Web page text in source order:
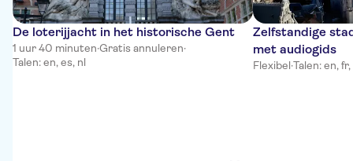
De loterijjacht in het historische Gent
1 uur 40 minuten·Gratis annuleren·
Talen: en, es, nl
Zelfstandige
met audiogids
Flexibel·Talen: en, fr,